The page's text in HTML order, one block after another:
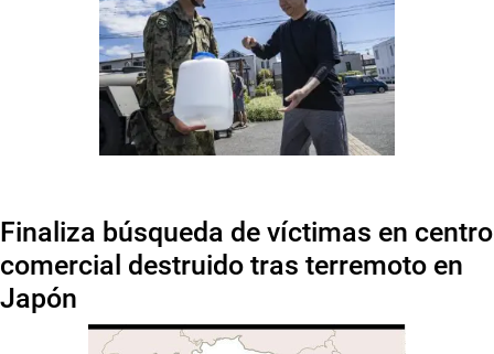
Finaliza búsqueda de víctimas en centro
comercial destruido tras terremoto en
Japón